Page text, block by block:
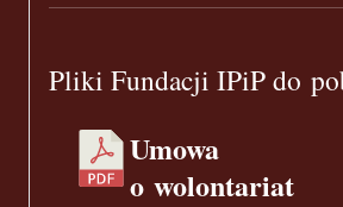
Pliki Fundacji IPiP do
Umowa
o wolontariat